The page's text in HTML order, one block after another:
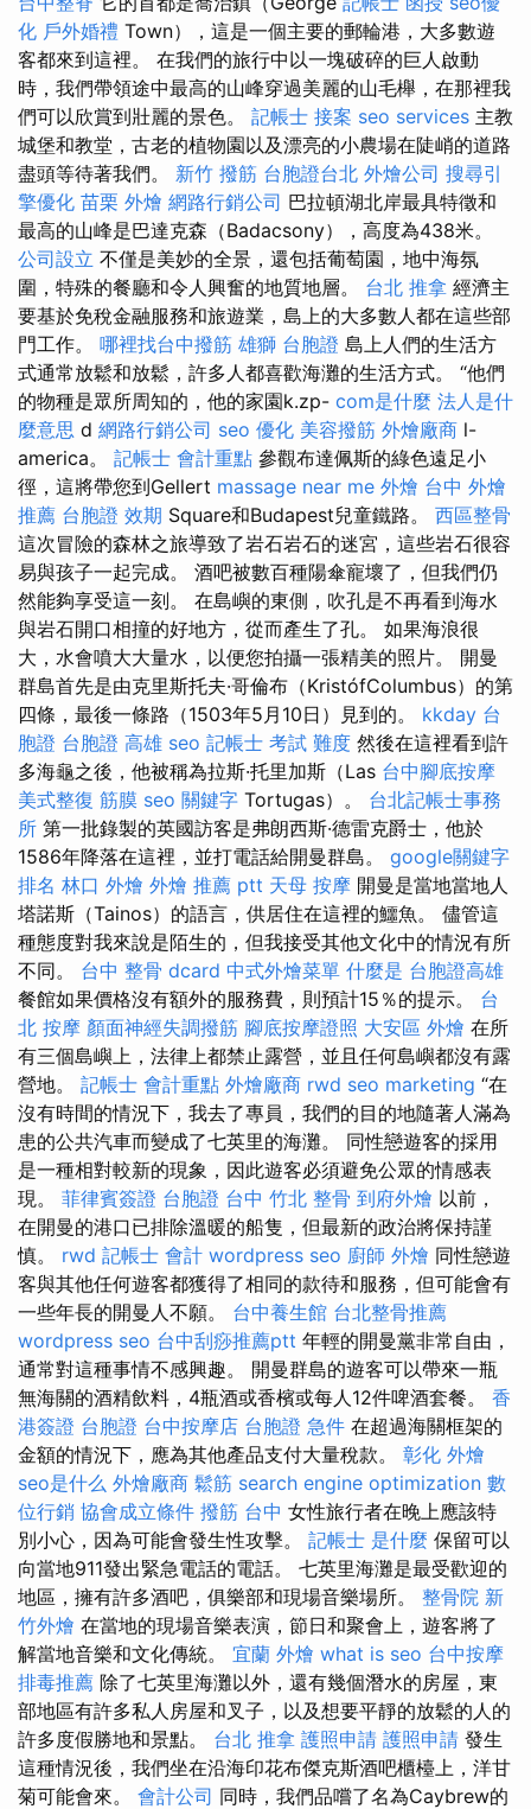
化 戶外婚禮 Town），這是一個主要的郵輪港，大多數遊
客都來到這裡。 在我們的旅行中以一塊破碎的巨人啟動
時，我們帶領途中最高的山峰穿過美麗的山毛櫸，在那裡我
們可以欣賞到壯麗的景色。 記帳士 接案 seo services 主教
城堡和教堂，古老的植物園以及漂亮的小農場在陡峭的道路
盡頭等待著我們。 新竹 撥筋 台胞證台北 外燴公司 搜尋引
擎優化 苗栗 外燴 網路行銷公司 巴拉頓湖北岸最具特徵和
最高的山峰是巴達克森（Badacsony），高度為438米。
公司設立 不僅是美妙的全景，還包括葡萄園，地中海氛
圍，特殊的餐廳和令人興奮的地質地層。 台北 推拿 經濟主
要基於免稅金融服務和旅遊業，島上的大多數人都在這些部
門工作。 哪裡找台中撥筋 雄獅 台胞證 島上人們的生活方
式通常放鬆和放鬆，許多人都喜歡海灘的生活方式。 “他們
的物種是眾所周知的，他的家園k.zp- com是什麼 法人是什
麼意思 d 網路行銷公司 seo 優化 美容撥筋 外燴廠商 l-
america。 記帳士 會計重點 參觀布達佩斯的綠色遠足小
徑，這將帶您到Gellert massage near me 外燴 台中 外燴
推薦 台胞證 效期 Square和Budapest兒童鐵路。 西區整骨
這次冒險的森林之旅導致了岩石岩石的迷宮，這些岩石很容
易與孩子一起完成。 酒吧被數百種陽傘寵壞了，但我們仍
然能夠享受這一刻。 在島嶼的東側，吹孔是不再看到海水
與岩石開口相撞的好地方，從而產生了孔。 如果海浪很
大，水會噴大大量水，以便您拍攝一張精美的照片。 開曼
群島首先是由克里斯托夫·哥倫布（KristófColumbus）的第
四條，最後一條路（1503年5月10日）見到的。 kkday 台
胞證 台胞證 高雄 seo 記帳士 考試 難度 然後在這裡看到許
多海龜之後，他被稱為拉斯·托里加斯（Las 台中腳底按摩
美式整復 筋膜 seo 關鍵字 Tortugas）。 台北記帳士事務
所 第一批錄製的英國訪客是弗朗西斯·德雷克爵士，他於
1586年降落在這裡，並打電話給開曼群島。 google關鍵字
排名 林口 外燴 外燴 推薦 ptt 天母 按摩 開曼是當地當地人
塔諾斯（Tainos）的語言，供居住在這裡的鱷魚。 儘管這
種態度對我來說是陌生的，但我接受其他文化中的情況有所
不同。 台中 整骨 dcard 中式外燴菜單 什麼是 台胞證高雄
餐館如果價格沒有額外的服務費，則預計15％的提示。 台
北 按摩 顏面神經失調撥筋 腳底按摩證照 大安區 外燴 在所
有三個島嶼上，法律上都禁止露營，並且任何島嶼都沒有露
營地。 記帳士 會計重點 外燴廠商 rwd seo marketing “在
沒有時間的情況下，我去了專員，我們的目的地隨著人滿為
患的公共汽車而變成了七英里的海灘。 同性戀遊客的採用
是一種相對較新的現象，因此遊客必須避免公眾的情感表
現。 菲律賓簽證 台胞證 台中 竹北 整骨 到府外燴 以前，
在開曼的港口已排除溫暖的船隻，但最新的政治將保持謹
慎。 rwd 記帳士 會計 wordpress seo 廚師 外燴 同性戀遊
客與其他任何遊客都獲得了相同的款待和服務，但可能會有
一些年長的開曼人不願。 台中養生館 台北整骨推薦
wordpress seo 台中刮痧推薦ptt 年輕的開曼黨非常自由，
通常對這種事情不感興趣。 開曼群島的遊客可以帶來一瓶
無海關的酒精飲料，4瓶酒或香檳或每人12件啤酒套餐。 香
港簽證 台胞證 台中按摩店 台胞證 急件 在超過海關框架的
金額的情況下，應為其他產品支付大量稅款。 彰化 外燴
seo是什么 外燴廠商 鬆筋 search engine optimization 數
位行銷 協會成立條件 撥筋 台中 女性旅行者在晚上應該特
別小心，因為可能會發生性攻擊。 記帳士 是什麼 保留可以
向當地911發出緊急電話的電話。 七英里海灘是最受歡迎的
地區，擁有許多酒吧，俱樂部和現場音樂場所。 整骨院 新
竹外燴 在當地的現場音樂表演，節日和聚會上，遊客將了
解當地音樂和文化傳統。 宜蘭 外燴 what is seo 台中按摩
排毒推薦 除了七英里海灘以外，還有幾個潛水的房屋，東
部地區有許多私人房屋和叉子，以及想要平靜的放鬆的人的
許多度假勝地和景點。 台北 推拿 護照申請 護照申請 發生
這種情況後，我們坐在沿海印花布傑克斯酒吧櫃檯上，洋甘
菊可能會來。 會計公司 同時，我們品嚐了名為Caybrew的